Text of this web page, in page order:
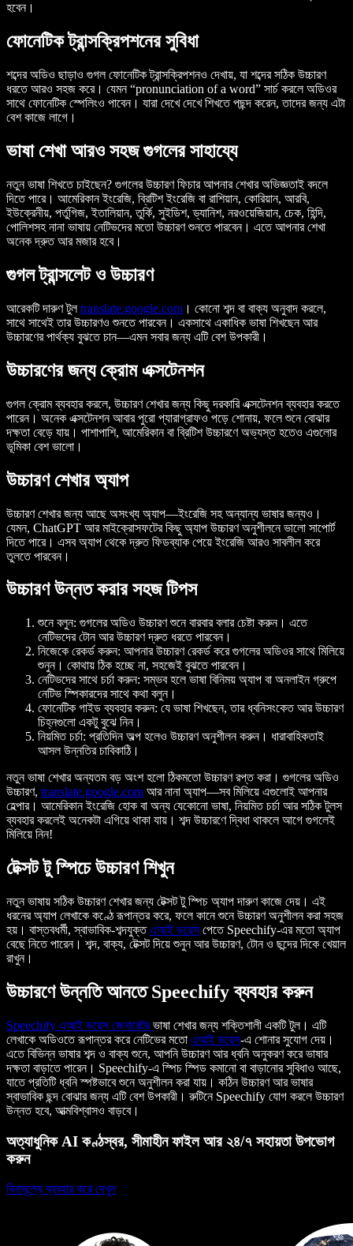
হবেন।
ফোনেটিক ট্রান্সক্রিপশনের সুবিধা
শব্দের অডিও ছাড়াও গুগল ফোনেটিক ট্রান্সক্রিপশনও দেখায়, যা শব্দের সঠিক উচ্চারণ
ধরতে আরও সহজ করে। যেমন “pronunciation of a word” সার্চ করলে অডিওর
সাথে ফোনেটিক স্পেলিংও পাবেন। যারা দেখে দেখে শিখতে পছন্দ করেন, তাদের জন্য এটা
বেশ কাজে লাগে।
ভাষা শেখা আরও সহজ গুগলের সাহায্যে
নতুন ভাষা শিখতে চাইছেন? গুগলের উচ্চারণ ফিচার আপনার শেখার অভিজ্ঞতাই বদলে
দিতে পারে। আমেরিকান ইংরেজি, ব্রিটিশ ইংরেজি বা রাশিয়ান, কোরিয়ান, আরবি,
ইউক্রেনীয়, পর্তুগিজ, ইতালিয়ান, তুর্কি, সুইডিশ, ড্যানিশ, নরওয়েজিয়ান, চেক, হিন্দি,
পোলিশসহ নানা ভাষায় নেটিভদের মতো উচ্চারণ শুনতে পারবেন। এতে আপনার শেখা
অনেক দ্রুত আর মজার হবে।
গুগল ট্রান্সলেট ও উচ্চারণ
আরেকটি দারুণ টুলtranslate.google.com । কোনো শব্দ বা বাক্য অনুবাদ করলে,
সাথে সাথেই তার উচ্চারণও শুনতে পারবেন। একসাথে একাধিক ভাষা শিখছেন আর
উচ্চারণের পার্থক্য বুঝতে চান—এমন সবার জন্য এটি বেশ উপকারী।
উচ্চারণের জন্য ক্রোম এক্সটেনশন
গুগল ক্রোম ব্যবহার করলে, উচ্চারণ শেখার জন্য কিছু দরকারি এক্সটেনশন ব্যবহার করতে
পারেন। অনেক এক্সটেনশন আবার পুরো প্যারাগ্রাফও পড়ে শোনায়, ফলে শুনে বোঝার
দক্ষতা বেড়ে যায়। পাশাপাশি, আমেরিকান বা ব্রিটিশ উচ্চারণে অভ্যস্ত হতেও এগুলোর
ভূমিকা বেশ ভালো।
উচ্চারণ শেখার অ্যাপ
উচ্চারণ শেখার জন্য আছে অসংখ্য অ্যাপ—ইংরেজি সহ অন্যান্য ভাষার জন্যও।
যেমন, ChatGPT আর মাইক্রোসফটের কিছু অ্যাপ উচ্চারণ অনুশীলনে ভালো সাপোর্ট
দিতে পারে। এসব অ্যাপ থেকে দ্রুত ফিডব্যাক পেয়ে ইংরেজি আরও সাবলীল করে
তুলতে পারবেন।
উচ্চারণ উন্নত করার সহজ টিপস
শুনে বলুন: গুগলের অডিও উচ্চারণ শুনে বারবার বলার চেষ্টা করুন। এতে
নেটিভদের টোন আর উচ্চারণ দ্রুত ধরতে পারবেন।
নিজেকে রেকর্ড করুন: আপনার উচ্চারণ রেকর্ড করে গুগলের অডিওর সাথে মিলিয়ে
শুনুন। কোথায় ঠিক হচ্ছে না, সহজেই বুঝতে পারবেন।
নেটিভদের সাথে চর্চা করুন: সম্ভব হলে ভাষা বিনিময় অ্যাপ বা অনলাইন গ্রুপে
নেটিভ স্পিকারদের সাথে কথা বলুন।
ফোনেটিক গাইড ব্যবহার করুন: যে ভাষা শিখছেন, তার ধ্বনিসংকেত আর উচ্চারণ
চিহ্নগুলো একটু বুঝে নিন।
নিয়মিত চর্চা: প্রতিদিন অল্প হলেও উচ্চারণ অনুশীলন করুন। ধারাবাহিকতাই
আসল উন্নতির চাবিকাঠি।
নতুন ভাষা শেখার অন্যতম বড় অংশ হলো ঠিকমতো উচ্চারণ রপ্ত করা। গুগলের অডিও
উচ্চারণ, translate.google.com আর নানা অ্যাপ—সব মিলিয়ে এগুলোই আপনার
হেল্পার। আমেরিকান ইংরেজি হোক বা অন্য যেকোনো ভাষা, নিয়মিত চর্চা আর সঠিক টুলস
ব্যবহার করলেই অনেকটা এগিয়ে থাকা যায়। শব্দ উচ্চারণে দ্বিধা থাকলে আগে গুগলেই
মিলিয়ে নিন!
টেক্সট টু স্পিচে উচ্চারণ শিখুন
নতুন ভাষায় সঠিক উচ্চারণ শেখার জন্য টেক্সট টু স্পিচ অ্যাপ দারুণ কাজে দেয়। এই
ধরনের অ্যাপ লেখাকে কণ্ঠে রূপান্তর করে, ফলে কানে শুনে উচ্চারণ অনুশীলন করা সহজ
হয়। বাস্তবধর্মী, স্বাভাবিক-শব্দযুক্তএআই ভয়েসপেতে Speechify-এর মতো অ্যাপ
বেছে নিতে পারেন। শব্দ, বাক্য, টেক্সট দিয়ে শুনুন আর উচ্চারণ, টোন ও ছন্দের দিকে খেয়াল
রাখুন।
উচ্চারণে উন্নতি আনতে Speechify ব্যবহার করুন
Speechify এআই ভয়েস জেনারেটরভাষা শেখার জন্য শক্তিশালী একটি টুল। এটি
লেখাকে অডিওতে রূপান্তর করে নেটিভের মতো এআই ভয়েস-এ শোনার সুযোগ দেয়।
এতে বিভিন্ন ভাষার শব্দ ও বাক্য শুনে, আপনি উচ্চারণ আর ধ্বনি অনুকরণ করে ভাষার
দক্ষতা বাড়াতে পারেন। Speechify-এ স্পিচ স্পিড কমানো বা বাড়ানোর সুবিধাও আছে,
যাতে প্রতিটি ধ্বনি স্পষ্টভাবে শুনে অনুশীলন করা যায়। কঠিন উচ্চারণ আর ভাষার
স্বাভাবিক ছন্দ বোঝার জন্য এটি বেশ উপকারী। রুটিনে Speechify যোগ করলে উচ্চারণ
উন্নত হবে, আত্মবিশ্বাসও বাড়বে।
অত্যাধুনিক AI কণ্ঠস্বর, সীমাহীন ফাইল আর ২৪/৭ সহায়তা উপভোগ
করুন
বিনামূল্যে ব্যবহার করে দেখুন